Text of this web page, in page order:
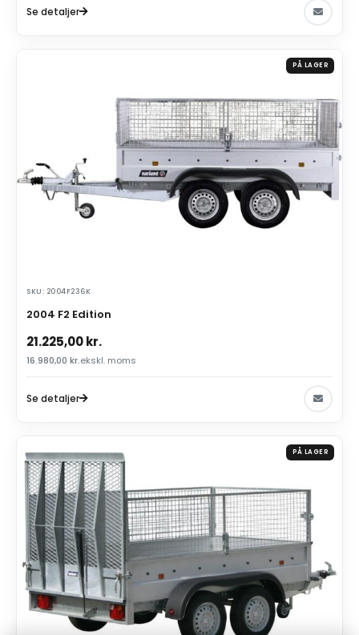
Se detaljer
PÅ LAGER
SKU: 2004F236K
2004 F2 Edition
21.225,00kr.
16.980,00 kr.ekskl. moms
Se detaljer
PÅ LAGER